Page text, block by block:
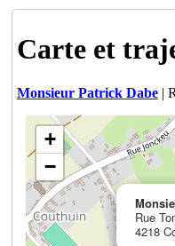
Carte et
Monsieur Patrick Dabe|
Rue
4218
+
−